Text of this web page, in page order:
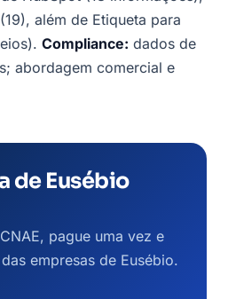
além de Etiqueta para
Compliance: dados de
abordagem comercial e
de Eusébio
pague uma vez e
empresas de Eusébio.